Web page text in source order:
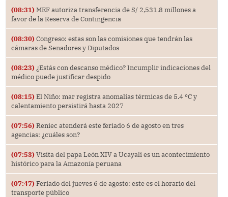
(08:31) MEF autoriza transferencia de S/ 2,531.8 millones a
favor de la Reserva de Contingencia
(08:30) Congreso: estas son las comisiones que tendrán las
cámaras de Senadores y Diputados
(08:23) ¿Estás con descanso médico? Incumplir indicaciones del
médico puede justificar despido
(08:15) El Niño: mar registra anomalías térmicas de 5.4 °C y
calentamiento persistirá hasta 2027
(07:56) Reniec atenderá este feriado 6 de agosto en tres
agencias: ¿cuáles son?
(07:53) Visita del papa León XIV a Ucayali es un acontecimiento
histórico para la Amazonía peruana
(07:47) Feriado del jueves 6 de agosto: este es el horario del
transporte público